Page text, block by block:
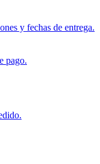
y fechas de entrega.
pago.